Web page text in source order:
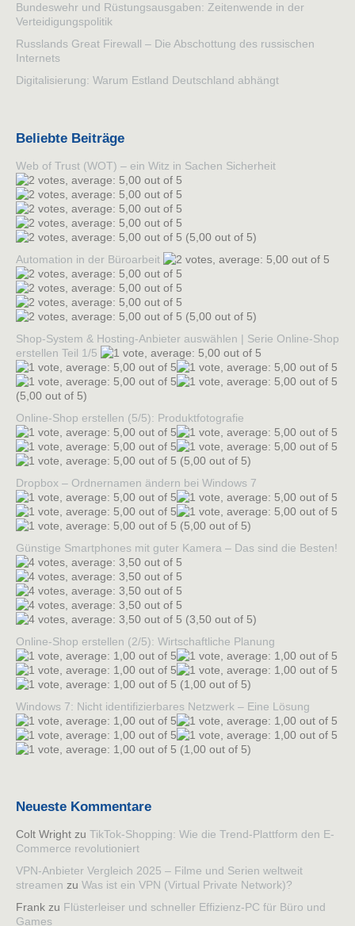
Bundeswehr und Rüstungsausgaben: Zeitenwende in der
Verteidigungspolitik
Russlands Great Firewall – Die Abschottung des russischen
Internets
Digitalisierung: Warum Estland Deutschland abhängt
Beliebte Beiträge
Web of Trust (WOT) – ein Witz in Sachen Sicherheit
(5,00 out of 5)
Automation in der Büroarbeit
(5,00 out of 5)
Shop-System & Hosting-Anbieter auswählen | Serie Online-Shop
erstellen Teil 1/5
(5,00 out of 5)
Online-Shop erstellen (5/5): Produktfotografie
(5,00 out of 5)
Dropbox – Ordnernamen ändern bei Windows 7
(5,00 out of 5)
Günstige Smartphones mit guter Kamera – Das sind die Besten!
(3,50 out of 5)
Online-Shop erstellen (2/5): Wirtschaftliche Planung
(1,00 out of 5)
Windows 7: Nicht identifizierbares Netzwerk – Eine Lösung
(1,00 out of 5)
Neueste Kommentare
Colt Wright zu TikTok-Shopping: Wie die Trend-Plattform den E-
Commerce revolutioniert
VPN-Anbieter Vergleich 2025 – Filme und Serien weltweit
streamen zu Was ist ein VPN (Virtual Private Network)?
Frank zu Flüsterleiser und schneller Effizienz-PC für Büro und
Games